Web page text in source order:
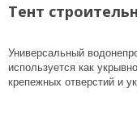
Тент
Универсальный
используется как
крепежных отверстий и